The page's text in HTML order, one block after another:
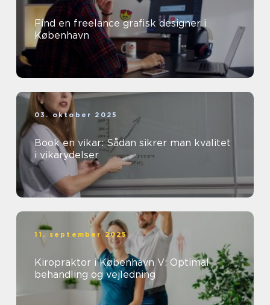
Find en freelance grafisk designer i
København
03. oktober 2025
Book en vikar: Sådan sikrer man kvalitet
i vikarydelser
11. september 2025
Kiropraktor i København V: Optimal
behandling og vejledning